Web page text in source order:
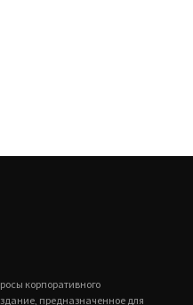
корпоративного
предназначенное для